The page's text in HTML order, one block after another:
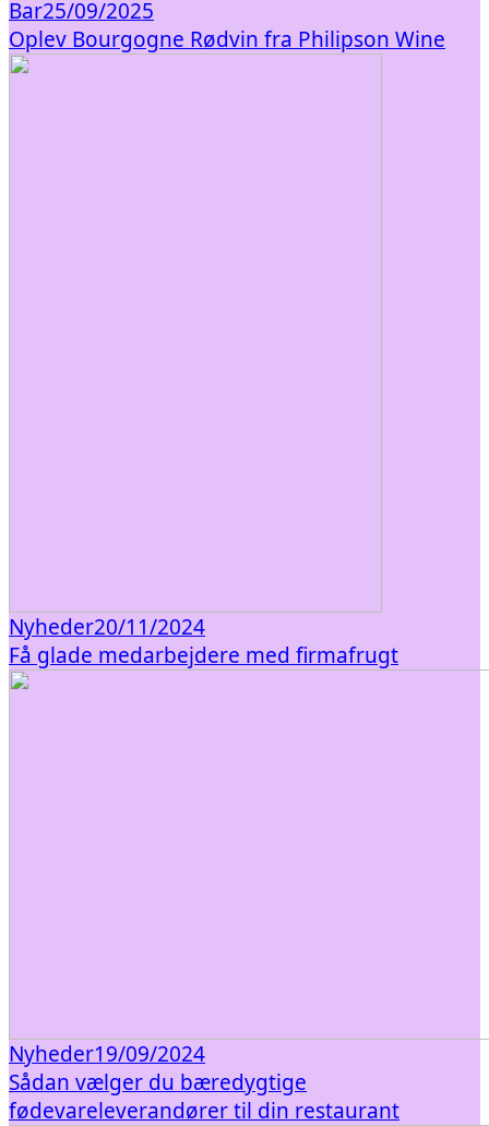
Bar25/09/2025
Oplev Bourgogne Rødvin fra Philipson Wine
Nyheder20/11/2024
Få glade medarbejdere med firmafrugt
Nyheder19/09/2024
Sådan vælger du bæredygtige
fødevareleverandører til din restaurant